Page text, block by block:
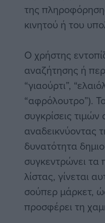
της
κινητού ή του
Ο χρήστης
αναζήτησης ή
“γιαούρτι”,
“αφρόλουτρο”).
συγκρίσεις
αναδεικνύοντας
δυνατότητα
συγκεντρώνει τα
λίστας, γίνεται
σούπερ μάρκετ,
προσφέρει τη